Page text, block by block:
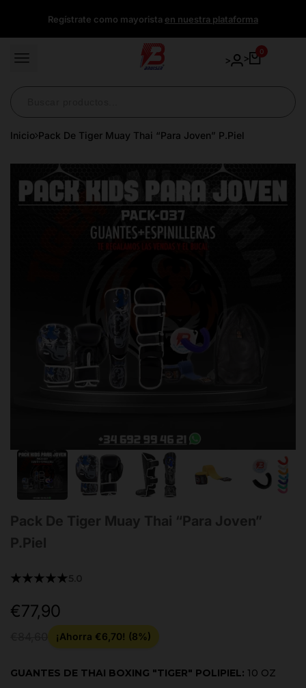
Regístrate como mayorista en nuestra plataforma
> >
0
Inicio Pack De Tiger Muay Thai “Para Joven” P.Piel
Pack De Tiger Muay Thai “Para Joven”
P.Piel
★★★★★5.0
Precio
€77,90
¡Ahorra €6,70! (8%)
GUANTES DE THAI BOXING "TIGER" POLIPIEL: 10 OZ
directamente
al
contenido